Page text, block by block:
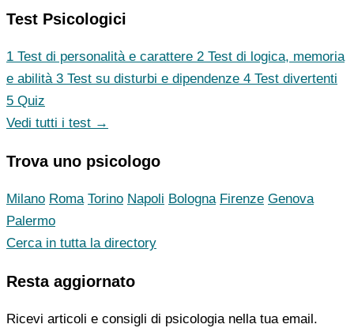
Test Psicologici
1 Test di personalità e carattere 2 Test di logica, memoria
e abilità 3 Test su disturbi e dipendenze 4 Test divertenti
5 Quiz
Vedi tutti i test →
Trova uno psicologo
Milano Roma Torino Napoli Bologna Firenze Genova
Palermo
Cerca in tutta la directory
Resta aggiornato
Ricevi articoli e consigli di psicologia nella tua email.